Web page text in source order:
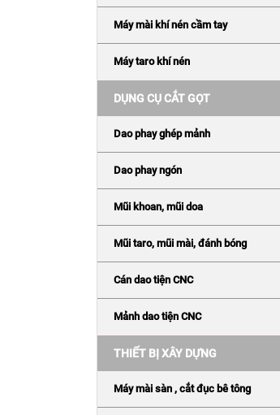
Máy mài khí nén cầm tay
Máy taro khí nén
DỤNG CỤ CẮT GỌT
Dao phay ghép mảnh
Dao phay ngón
Mũi khoan, mũi doa
Mũi taro, mũi mài, đánh bóng
Cán dao tiện CNC
Mảnh dao tiện CNC
THIẾT BỊ XÂY DỰNG
Máy mài sàn , cắt đục bê tông